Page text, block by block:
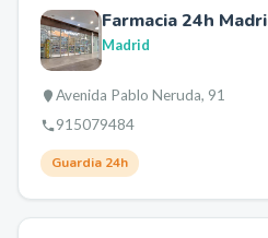
Farmacia 24h
Madrid
Avenida Pablo Neruda, 91
915079484
Guardia 24h